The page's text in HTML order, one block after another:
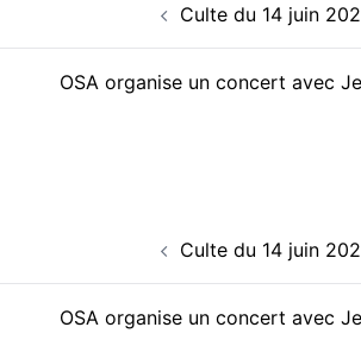
Culte du 14 juin
OSA organise un concert avec
Culte du 14 juin
OSA organise un concert avec